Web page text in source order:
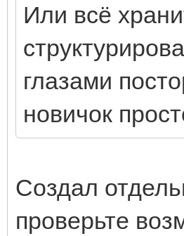
Или всё
глазами
новичок
Создал
проверьте